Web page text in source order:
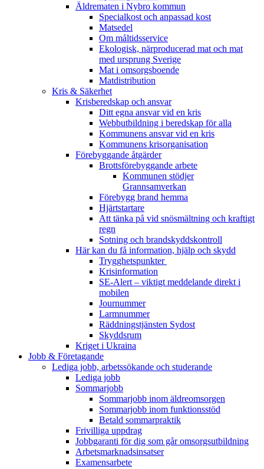
Äldrematen i Nybro kommun
Specialkost och anpassad kost
Matsedel
Om måltidsservice
Ekologisk, närproducerad mat och mat
med ursprung Sverige
Mat i omsorgsboende
Matdistribution
Kris & Säkerhet
Krisberedskap och ansvar
Ditt egna ansvar vid en kris
Webbutbildning i beredskap för alla
Kommunens ansvar vid en kris
Kommunens krisorganisation
Förebyggande åtgärder
Brottsförebyggande arbete
Kommunen stödjer
Grannsamverkan
Förebygg brand hemma
Hjärtstartare
Att tänka på vid snösmältning och kraftigt
regn
Sotning och brandskyddskontroll
Här kan du få information, hjälp och skydd
Trygghetspunkter
Krisinformation
SE-Alert – viktigt meddelande direkt i
mobilen
Journummer
Larmnummer
Räddningstjänsten Sydost
Skyddsrum
Kriget i Ukraina
Jobb & Företagande
Lediga jobb, arbetssökande och studerande
Lediga jobb
Sommarjobb
Sommarjobb inom äldreomsorgen
Sommarjobb inom funktionsstöd
Betald sommarpraktik
Frivilliga uppdrag
Jobbgaranti för dig som går omsorgsutbildning
Arbetsmarknadsinsatser
Examensarbete